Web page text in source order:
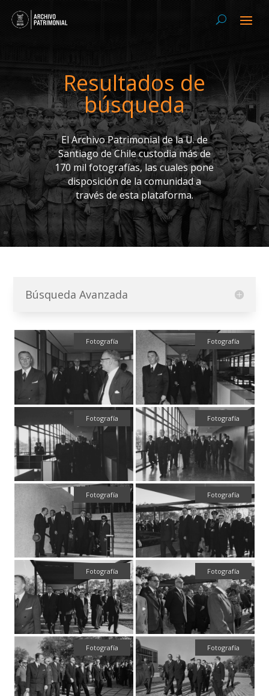
Resultados de
búsqueda
El Archivo Patrimonial de la U. de
Santiago de Chile custodia más de
170 mil fotografías, las cuales pone
disposición de la comunidad a
través de esta plataforma.
Búsqueda Avanzada
Fotografía Fotografía
Fotografía Fotografía
Fotografía Fotografía
Fotografía Fotografía
Fotografía Fotografía